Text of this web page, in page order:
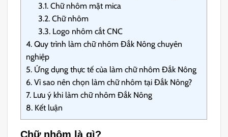
3.1. Chữ nhôm mặt mica
3.2. Chữ nhôm
3.3. Logo nhôm cắt CNC
4. Quy trình làm chữ nhôm Đắk Nông chuyên
nghiệp
5. Ứng dụng thực tế của làm chữ nhôm Đắk Nông
6. Vì sao nên chọn làm chữ nhôm tại Đắk Nông?
7. Lưu ý khi làm chữ nhôm Đắk Nông
8. Kết luận
Chữ nhôm là gì?